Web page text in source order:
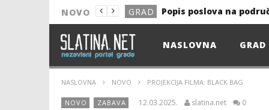
NOVO GRAD
Popis poslova na
NOVO
NOVO
NOVO
NASLOVNA GRAD
NASLOVNA NOVO PROJEKCIJA FILMA: BLACK BAG
NOVO ZABAVA 12.03.2025. slatina.net 0